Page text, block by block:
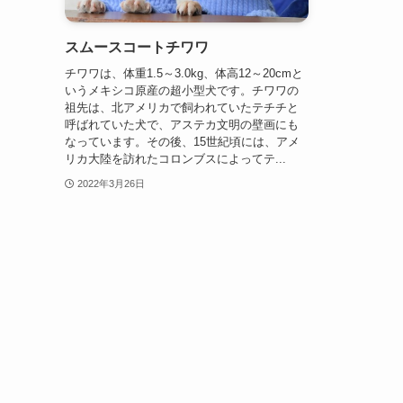
スムースコートチワワ
チワワは、体重1.5～3.0kg、体高12～20cmと
いうメキシコ原産の超小型犬です。チワワの
祖先は、北アメリカで飼われていたテチチと
呼ばれていた犬で、アステカ文明の壁画にも
なっています。その後、15世紀頃には、アメ
リカ大陸を訪れたコロンブスによってテ...
2022年3月26日